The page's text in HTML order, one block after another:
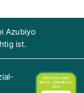
Azubiyo
ist.